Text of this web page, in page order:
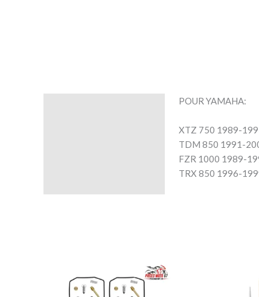
POUR YAMAHA:
XTZ 750 1989-
TDM 850 1991-
FZR 1000 1989-
TRX 850 1996-